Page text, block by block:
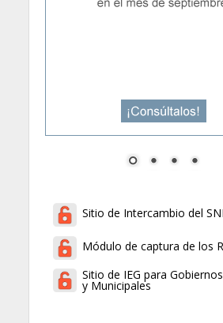
Sitio de Intercambio del
Módulo de captura de los
Sitio de IEG para
y Municipales